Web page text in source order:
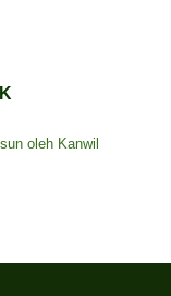
oleh Kanwil